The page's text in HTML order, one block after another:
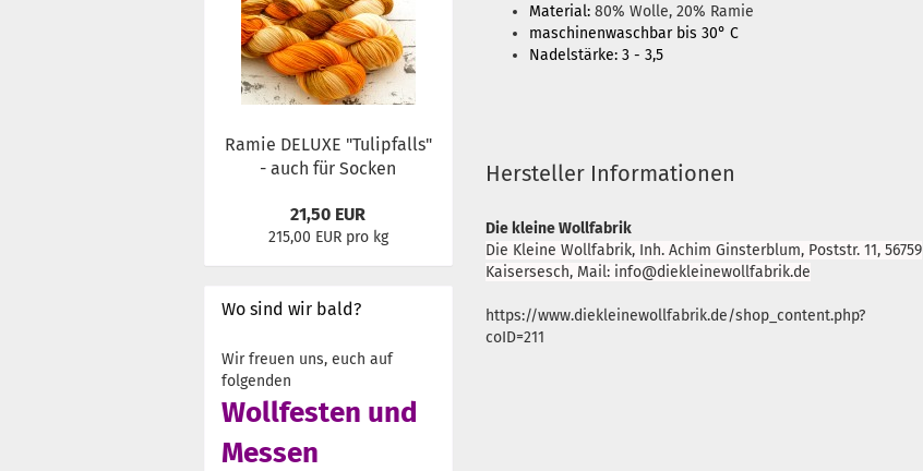
Material: 80% Wolle, 20% Ramie
maschinenwaschbar bis 30° C
Nadelstärke: 3 - 3,5
Hersteller Informationen
Die kleine Wollfabrik
Die Kleine Wollfabrik, Inh. Achim Ginsterblum, Poststr. 11, 56759
Kaisersesch, Mail: info@diekleinewollfabrik.de
https://www.diekleinewollfabrik.de/shop_content.php?
coID=211
Ramie DELUXE "Tulipfalls"
- auch für Socken
21,50 EUR
215,00 EUR pro kg
Wo sind wir bald?
Wir freuen uns, euch auf
folgenden
Wollfesten und
Messen